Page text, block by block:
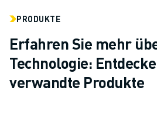
PRODUKTE
Erfahren Sie mehr
Technologie:
verwandte Produkte